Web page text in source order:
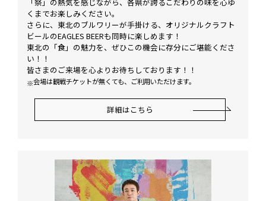
くまでお楽しみください。
さらに、東北のブルワリーが手掛ける、オリジナルクラフト
ビールのEAGLES BEERも同時に楽しめます！
東北の「食」の魅力を、ぜひこの機会に存分にご堪能くださ
い！！
皆さまのご来場を心よりお待ちしております！！
会場は観戦チケットが無くても、ご利用いただけます。
詳細はこちら